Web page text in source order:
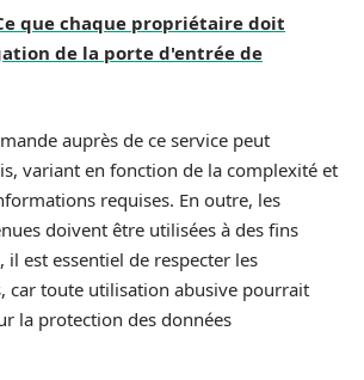
que chaque propriétaire doit
de la porte d'entrée de
auprès de ce service peut
variant en fonction de la complexité et
requises. En outre, les
doivent être utilisées à des fins
il est essentiel de respecter les
car toute utilisation abusive pourrait
la protection des données